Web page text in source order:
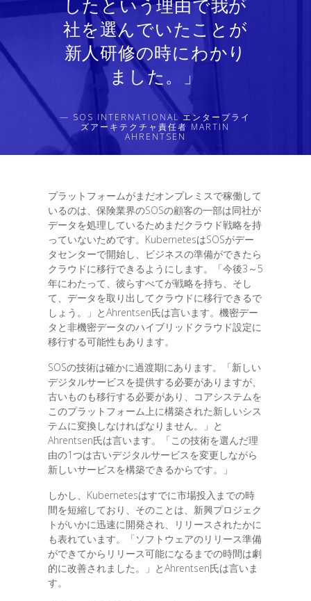
したという理由で我が
社を選んでいたことが
新人研修の時にわかり
ました。」
— SOS INTERNATIONAL エンタープライ
ズアーキテクチャ責任者 MARTIN
AHRENTSEN
プラットフォームがまだオンプレミスで稼働して
いるのは、保険業界のSOSの顧客の一部は同社が
データを処理しているためまだクラウド戦略を持
っていないためです。KubernetesはSOSがデー
タセンターで開始し、ビジネスの準備ができたら
クラウドに移行できるようにします。「今後3～5
年にわたって、彼らすべてが戦略を持ち、そし
て、データを取り出してクラウドに移行できるで
しょう。」とAhrentsen氏は言います。機密デー
タと非機密データのハイブリッドクラウド設定に
移行する可能性もあります。
SOSの技術は確かに過渡期にあります。「新しい
デジタルサービスを提供する必要がありますが、
古いものも移行する必要があり、コアシステムを
このプラットフォーム上に構築された新しいシス
テムに変換しなければなりません。」と
Ahrentsen氏は言います。「この技術を選んだ理
由の1つは古いデジタルサービスを変更しながら
新しいサービスを構築できるからです。」
しかし、Kubernetesはすでに市場投入までの時
間を短縮しており、そのことは、新興プロジェク
トがいかに迅速に開発され、リリースされたかに
も表れています。「ソフトウェアのリリース準備
ができてからリリース可能になるまでの時間は劇
的に改善されました。」とAhrentsen氏は言いま
す。